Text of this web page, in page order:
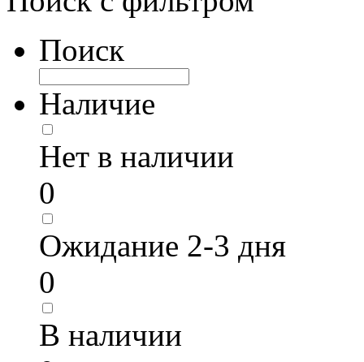
Поиск
Наличие
Нет в наличии
0
Ожидание 2-3 дня
0
В наличии